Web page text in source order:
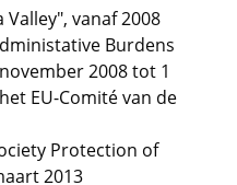
vanaf 2008
Burdens
2008 tot 1
EU-Comité van de
Protection of
2013